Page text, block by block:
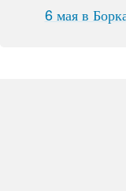
6 мая в